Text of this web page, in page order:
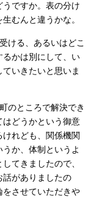
ですか。表の分け
むんと違うかな。
ける、あるいはどこ
るかは別にして、い
いきたいと思いま
のところで解決でき
どうかという御意
れども、関係機関
か、体制というよ
てきましたので、
話がありましたの
させていただきや